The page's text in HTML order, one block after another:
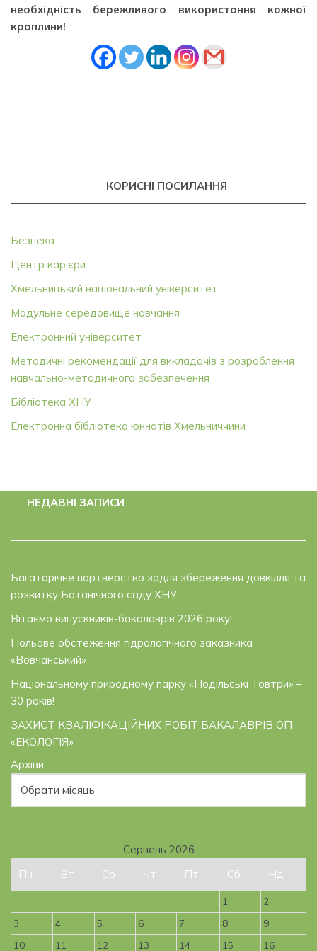
необхідність бережливого використання кожної
краплини!
КОРИСНІ ПОСИЛАННЯ
Безпека
Центр кар’єри
Хмельницький національний університет
Модульне середовище навчання
Електронний університет
Методичні рекомендації для викладачів з розроблення
навчально-методичного забезпечення
Бібліотека ХНУ
Електронна бібліотека юннатів Хмельниччини
НЕДАВНІ ЗАПИСИ
Багаторічне партнерство задля збереження довкілля та
розвитку Ботанічного саду ХНУ
Вітаємо випускників-бакалаврів 2026 року!
Польове обстеження гідрологічного заказника
«Вовчанський»
Національному природному парку «Подільські Товтри» –
30 років!
ЗАХИСТ КВАЛІФІКАЦІЙНИХ РОБІТ БАКАЛАВРІВ ОП
«ЕКОЛОГІЯ»
Архіви
Серпень 2026
Пн
Вт Ср Чт Пт Сб Нд
1
2
3
4 5 6 7 8
9
10
11 12 13 14 15 16